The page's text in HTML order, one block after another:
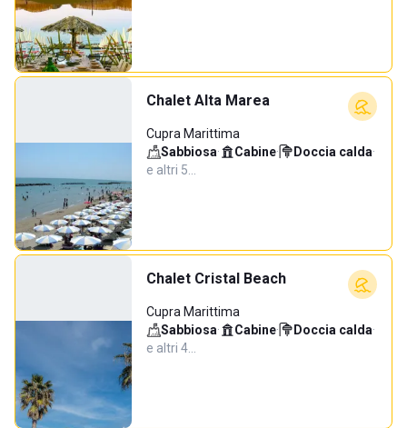
Chalet Alta Marea
Cupra Marittima
Sabbiosa· Cabine· Doccia calda·
e altri 5…
Chalet Cristal Beach
Cupra Marittima
Sabbiosa· Cabine· Doccia calda·
e altri 4…